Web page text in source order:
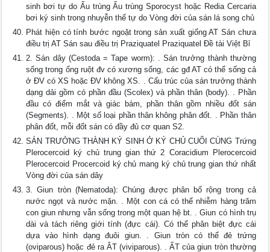
sinh bơi tự do Ấu trùng Ấu trùng Sporocyst hoặc Redia Cercaria
bơi ký sinh trong nhuyễn thể tự do Vòng đời của sán lá song chủ
Phát hiện có tính bước ngoặt trong sản xuất giống AT Sán chưa
điều trị AT Sán sau điều trị Praziquatel Praziquatel Đề tài Việt Bỉ
2. Sán dây (Cestoda = Tape worm): . Sán trưởng thành thường
sống trong ống ruột đv có xương sống, các gđ AT có thể sống cả
ở ĐV có XS hoặc ĐV không XS. . Cấu trúc của sán trưởng thành
dạng dải gồm có phần đầu (Scolex) và phần thân (body). . Phần
đầu có điểm mắt và giác bám, phần thân gồm nhiều đốt sán
(Segments). . Một số loại phần thân không phân đốt. . Phần thân
phân đốt, mỗi đốt sán có đầy đủ cơ quan S2.
SÁN TRƯỞNG THÀNH KÝ SINH Ở KÝ CHỦ CUỐI CÙNG Trứng
Plerocercoid ký chủ trung gian thứ 2 Coracidium Plerocercoid
Plerocercoid Procercoid ký chủ mang ký chủ trung gian thứ nhất
Vòng đời của sán dây
3. Giun tròn (Nematoda): Chúng được phân bố rộng trong cả
nước ngọt và nước mặn. . Một con cá có thể nhiễm hàng trăm
con giun nhưng vẫn sống trong một quan hệ bt. . Giun có hình trụ
dài và tách riêng giới tính (đực cái). Có thể phân biệt đực cái
dựa vào hình dạng đuôi giun. . Giun tròn có thể đẻ trứng
(oviparous) hoặc đẻ ra ÂT (viviparous). . ẤT của giun tròn thường